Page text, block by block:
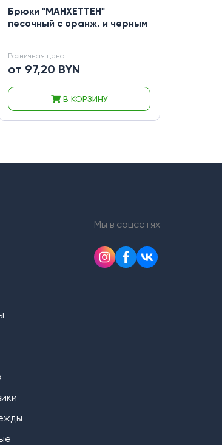
Брюки "МАНХЕТТЕН"
песочный с оранж. и черным
Розничная цена
от 97,20 BYN
В КОРЗИНУ
Мы в соцсетях